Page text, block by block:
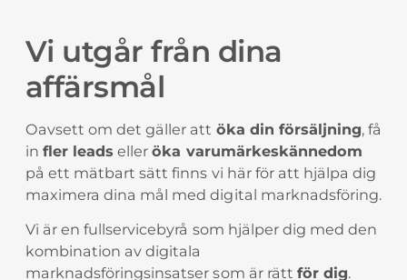
Vi utgår från dina
affärsmål
Oavsett om det gäller att öka din försäljning, få
in fler leads elleröka varumärkeskännedom
på ett mätbart sätt finns vi här för att hjälpa dig
maximera dina mål med digital marknadsföring.
Vi är en fullservicebyrå som hjälper dig med den
kombination av digitala
marknadsföringsinsatser som är rätt för dig.